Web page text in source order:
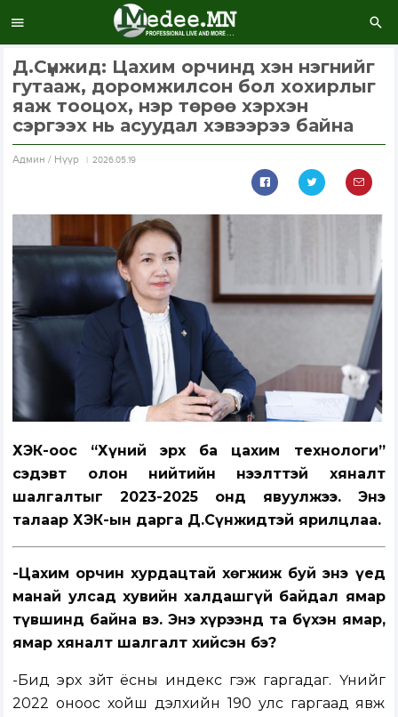
Д.Сүнжид: Цахим орчинд хэн нэгнийг
гутааж, доромжилсон бол хохирлыг
яаж тооцох, нэр төрөө хэрхэн
сэргээх нь асуудал хэвээрээ байна
Aдмин / Нүүр 2026.05.19
ХЭҮК-оос “Хүний эрх ба цахим технологи”
сэдэвт олон нийтийн нээлттэй хяналт
шалгалтыг 2023-2025 онд явуулжээ. Энэ
талаар ХЭҮК-ын дарга Д.Сүнжидтэй ярилцлаа.
-Цахим орчин хурдацтай хөгжиж буй энэ үед
манай улсад хувийн халдашгүй байдал ямар
түвшинд байна вэ. Энэ хүрээнд та бүхэн ямар,
ямар хяналт шалгалт хийсэн бэ?
-Бид эрх зүйт ёсны индекс гэж гаргадаг. Үүнийг
2022 оноос хойш дэлхийн 190 улс гаргаад явж